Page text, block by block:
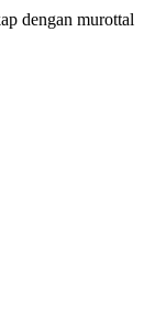
dengan murottal